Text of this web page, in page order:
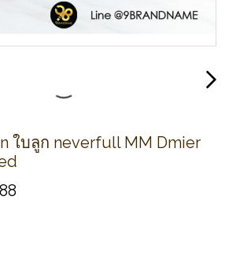
ใบลูก neverfull MM Dmier